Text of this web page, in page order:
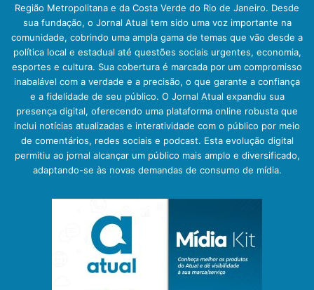
Região Metropolitana e da Costa Verde do Rio de Janeiro. Desde
sua fundação, o Jornal Atual tem sido uma voz importante na
comunidade, cobrindo uma ampla gama de temas que vão desde a
política local e estadual até questões sociais urgentes, economia,
esportes e cultura. Sua cobertura é marcada por um compromisso
inabalável com a verdade e a precisão, o que garante a confiança
e a fidelidade de seu público. O Jornal Atual expandiu sua
presença digital, oferecendo uma plataforma online robusta que
inclui notícias atualizadas e interatividade com o público por meio
de comentários, redes sociais e podcast. Esta evolução digital
permitiu ao jornal alcançar um público mais amplo e diversificado,
adaptando-se às novas demandas de consumo de mídia.